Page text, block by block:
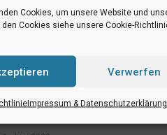
Cookies, um unsere Website und
Cookies siehe unsere Cookie-
Verwerfen
Impressum & Datenschutzerklärung